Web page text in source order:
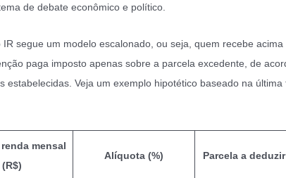
de debate econômico e político.
IR segue um modelo escalonado, ou seja, quem recebe acima
paga imposto apenas sobre a parcela excedente, de
estabelecidas. Veja um exemplo hipotético baseado na última
mensal
(R$)
Alíquota (%) Parcela a